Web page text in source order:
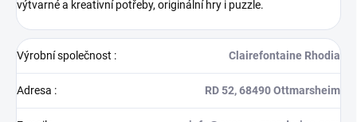
výtvarné a kreativní potřeby, originální hry i puzzle.
Výrobní společnost : Clairefontaine Rhodia
Adresa : RD 52, 68490 Ottmarsheim